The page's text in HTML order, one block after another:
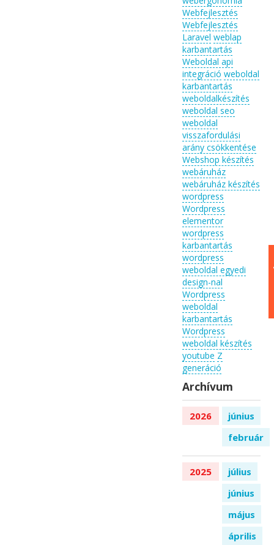
Webfejlesztés
Webfejlesztés
Laravel weblap
karbantartás
Weboldal api
integráció weboldal
karbantartás
weboldalkészítés
weboldal seo
weboldal
visszafordulási
arány csökkentése
Webshop készítés
webáruház
webáruház készítés
wordpress
Wordpress
elementor
wordpress
karbantartás
wordpress
weboldal egyedi
design-nal
Wordpress
weboldal
karbantartás
Wordpress
weboldal készítés
youtube Z
generáció
Archívum
2026
június
február
2025
július
június
május
április